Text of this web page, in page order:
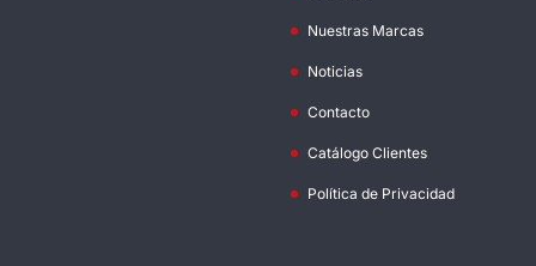
Nuestras Marcas
Noticias
Contacto
Catálogo Clientes
Política de Privacidad